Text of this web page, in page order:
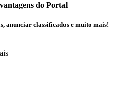
do Portal
anunciar classificados e muito mais!